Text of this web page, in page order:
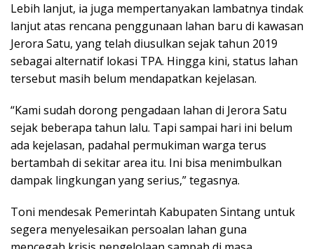
Lebih lanjut, ia juga mempertanyakan lambatnya tindak
lanjut atas rencana penggunaan lahan baru di kawasan
Jerora Satu, yang telah diusulkan sejak tahun 2019
sebagai alternatif lokasi TPA. Hingga kini, status lahan
tersebut masih belum mendapatkan kejelasan.
“Kami sudah dorong pengadaan lahan di Jerora Satu
sejak beberapa tahun lalu. Tapi sampai hari ini belum
ada kejelasan, padahal permukiman warga terus
bertambah di sekitar area itu. Ini bisa menimbulkan
dampak lingkungan yang serius,” tegasnya.
Toni mendesak Pemerintah Kabupaten Sintang untuk
segera menyelesaikan persoalan lahan guna